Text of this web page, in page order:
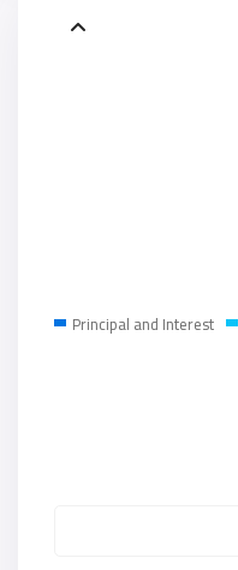
Principal and Interest